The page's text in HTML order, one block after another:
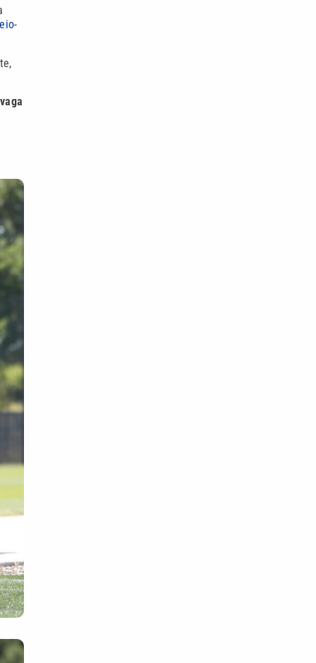
vaga